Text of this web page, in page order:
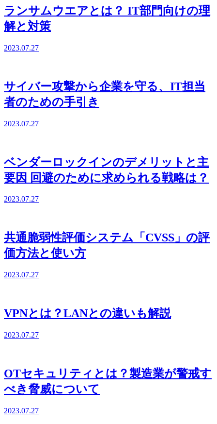
ランサムウエアとは？ IT部門向けの理
解と対策
2023.07.27
サイバー攻撃から企業を守る、IT担当
者のための手引き
2023.07.27
ベンダーロックインのデメリットと主
要因 回避のために求められる戦略は？
2023.07.27
共通脆弱性評価システム「CVSS」の評
価方法と使い方
2023.07.27
VPNとは？LANとの違いも解説
2023.07.27
OTセキュリティとは？製造業が警戒す
べき脅威について
2023.07.27